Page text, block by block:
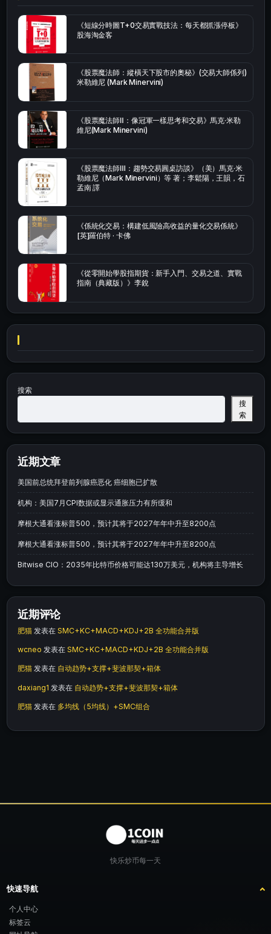
《短線分時圖T+0交易實戰技法：每天都抓漲停板》
股海淘金客
《股票魔法師：縱橫天下股市的奧秘》(交易大師係列)
米勒維尼 (Mark Minervini)
《股票魔法師Ⅱ：像冠軍一樣思考和交易》馬克·米勒
維尼(Mark Minervini)
《股票魔法師Ⅲ：趨勢交易圓桌訪談》（美）馬克·米
勒維尼（Mark Minervini）等 著；李鬆陽，王韻，石
孟南 譯
《係統化交易：構建低風險高收益的量化交易係統》
[英]羅伯特 · 卡佛
《從零開始學股指期貨：新手入門、交易之道、實戰
指南（典藏版）》李銳
搜索
搜
索
近期文章
美国前总统拜登前列腺癌恶化 癌细胞已扩散
机构：美国7月CPI数据或显示通胀压力有所缓和
摩根大通看涨标普500，预计其将于2027年年中升至8200点
摩根大通看涨标普500，预计其将于2027年年中升至8200点
Bitwise CIO：2035年比特币价格可能达130万美元，机构将主导增长
近期评论
肥猫 发表在 SMC+KC+MACD+KDJ+2B 全功能合并版
wcneo 发表在 SMC+KC+MACD+KDJ+2B 全功能合并版
肥猫 发表在 自动趋势+支撑+斐波那契+箱体
daxiang1 发表在 自动趋势+支撑+斐波那契+箱体
肥猫 发表在 多均线（5均线）+SMC组合
快乐炒币每一天
快速导航
个人中心
标签云